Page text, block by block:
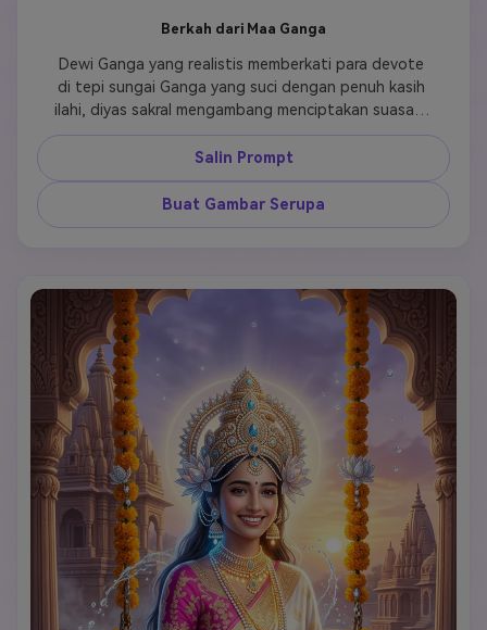
Berkah dari Maa Ganga
Dewi Ganga yang realistis memberkati para devote
di tepi sungai Ganga yang suci dengan penuh kasih
ilahi, diyas sakral mengambang menciptakan suasana
spiritual, sinar matahari keemasan yang hangat
menerangi momen yang diberkati, atmosfer
devosional yang emosional menyampaikan belas
kasih ilahi, kualitas sinematik 4k menangkap koneksi
spiritual, air sakral memantulkan energi ilahi, para
perhiasan sakral, efek cahaya surgawi menciptakan
aura berkah pelindung, energi penyembuhan spiritual
terlihat jelas di seluruh komposisi.
Salin Prompt
Buat Gambar Serupa